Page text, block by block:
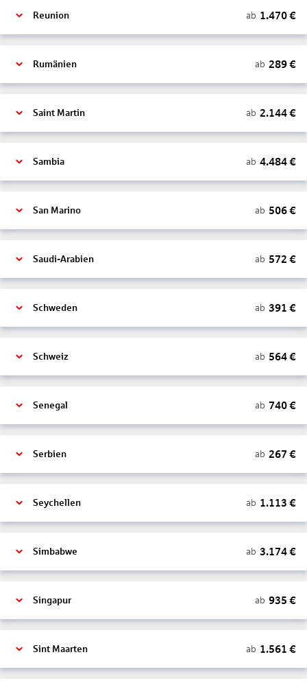
Reunion ab 1.470€
Rumänien ab 289€
Saint Martin ab 2.144€
Sambia ab 4.484€
San Marino ab 506€
Saudi-Arabien ab 572 €
Schweden ab 391 €
Schweiz ab 564€
Senegal ab 740€
Serbien ab 267 €
Seychellen ab 1.113 €
Simbabwe ab 3.174€
Singapur ab 935 €
Sint Maarten ab 1.561 €